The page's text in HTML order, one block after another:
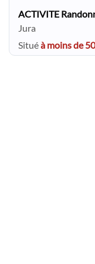
ACTIVITE
Jura
Situéà moins de